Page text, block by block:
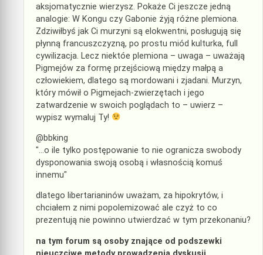
aksjomatycznie wierzysz. Pokaże Ci jeszcze jedną
analogie: W Kongu czy Gabonie żyją różne plemiona.
Zdziwiłbyś jak Ci murzyni są elokwentni, posługują się
płynną francuszczyzną, po prostu miód kulturka, full
cywilizacja. Lecz niektóe plemiona – uwaga – uważają
Pigmejów za formę przejściową między małpą a
człowiekiem, dlatego są mordowani i zjadani. Murzyn,
który mówił o Pigmejach-zwierzętach i jego
zatwardzenie w swoich poglądach to – uwierz –
wypisz wymaluj Ty!
@bbking
"…o ile tylko postępowanie to nie ogranicza swobody
dysponowania swoją osobą i własnością komuś
innemu"
dlatego libertarianinów uważam, za hipokrytów, i
chciałem z nimi popolemizować ale czyż to co
prezentują nie powinno utwierdzać w tym przekonaniu?
na tym forum są osoby znające od podszewki